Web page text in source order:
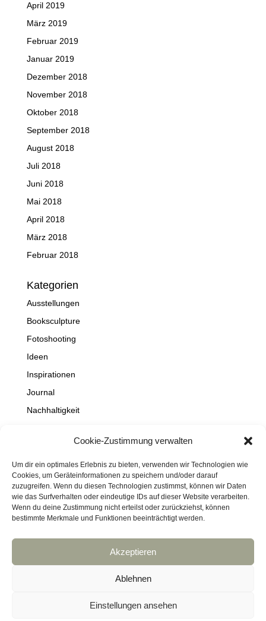
Cookie-Zustimmung verwalten
Um dir ein optimales Erlebnis zu bieten, verwenden wir Technologien wie
Cookies, um Geräteinformationen zu speichern und/oder darauf
zuzugreifen. Wenn du diesen Technologien zustimmst, können wir Daten
wie das Surfverhalten oder eindeutige IDs auf dieser Website verarbeiten.
Wenn du deine Zustimmung nicht erteilst oder zurückziehst, können
bestimmte Merkmale und Funktionen beeinträchtigt werden.
Akzeptieren
Ablehnen
Einstellungen ansehen
April 2019
März 2019
Februar 2019
Januar 2019
Dezember 2018
November 2018
Oktober 2018
September 2018
August 2018
Juli 2018
Juni 2018
Mai 2018
April 2018
März 2018
Februar 2018
Kategorien
Ausstellungen
Booksculpture
Fotoshooting
Ideen
Inspirationen
Journal
Nachhaltigkeit
Projekte
Schaufenster
Travel
Datenschutz
Haftungsausschluss